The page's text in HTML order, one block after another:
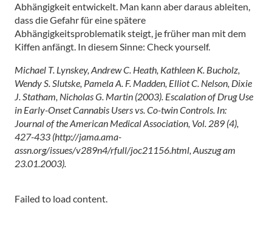
Abhängigkeit entwickelt. Man kann aber daraus ableiten,
dass die Gefahr für eine spätere
Abhängigkeitsproblematik steigt, je früher man mit dem
Kiffen anfängt. In diesem Sinne: Check yourself.
Michael T. Lynskey, Andrew C. Heath, Kathleen K. Bucholz,
Wendy S. Slutske, Pamela A. F. Madden, Elliot C. Nelson, Dixie
J. Statham, Nicholas G. Martin (2003). Escalation of Drug Use
in Early-Onset Cannabis Users vs. Co-twin Controls. In:
Journal of the American Medical Association, Vol. 289 (4),
427-433 (http://jama.ama-
assn.org/issues/v289n4/rfull/joc21156.html, Auszug am
23.01.2003).
Failed to load content.